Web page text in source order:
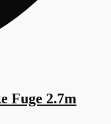
Fuge 2.7m